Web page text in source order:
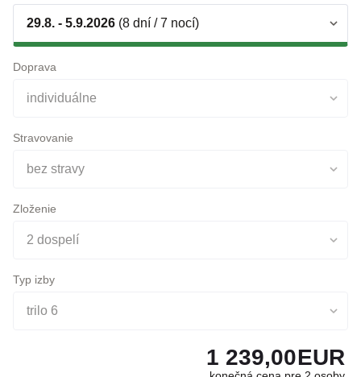
Termín
Doprava
individuálne
Stravovanie
bez stravy
Zloženie
2 dospelí
Typ izby